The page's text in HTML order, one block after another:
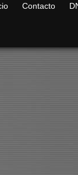
Contacto